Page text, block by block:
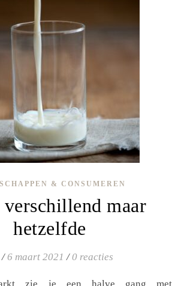
& CONSUMEREN
maar
hetzelfde
/ 6 maart 2021 / 0 reacties